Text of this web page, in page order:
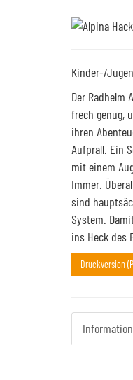
Kinder-/
Der
frech genug,
ihren
Aufprall. Ein
mit einem
Immer.
sind
System.
ins Heck des
Druckversion